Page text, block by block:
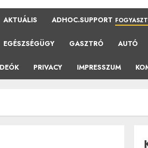
AKTUÁLIS ADHOC.SUPPORT
EGÉSZSÉGÜGY GASZTRÓ AUTÓ
PRIVACY IMPRESSZUM